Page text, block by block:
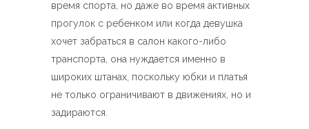
время спорта, но даже во время активных
прогулок с ребенком или когда девушка
хочет забраться в салон какого-либо
транспорта, она нуждается именно в
широких штанах, поскольку юбки и платья
не только ограничивают в движениях, но и
задираются.